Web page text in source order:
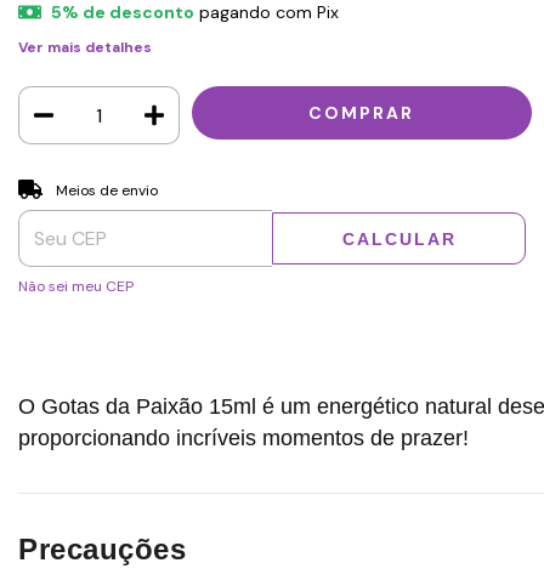
5% de desconto pagando com Pix
Ver mais detalhes
Entregas para o CEP:
Meios de envio
CALCULAR
Não sei meu CEP
O Gotas da Paixão 15ml é um energético natural
proporcionando incríveis momentos de prazer!
Precauções